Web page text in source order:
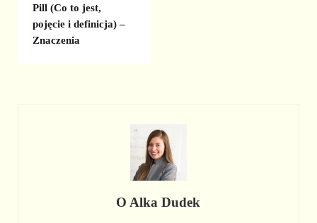
Pill (Co to jest,
pojęcie i definicja) –
Znaczenia
O Alka Dudek